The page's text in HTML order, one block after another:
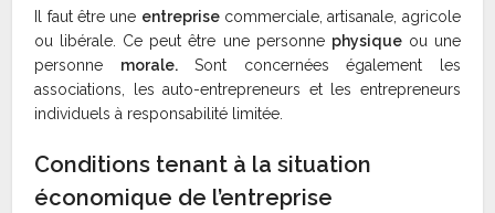
Il faut être une entreprisecommerciale, artisanale, agricole
ou libérale. Ce peut être une personne physiqueou une
personne morale.Sont concernées également les
associations, les auto-entrepreneurs et les entrepreneurs
individuels à responsabilité limitée.
Conditions tenant à la situation
économique de l’entreprise